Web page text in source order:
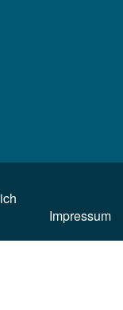
Impressum